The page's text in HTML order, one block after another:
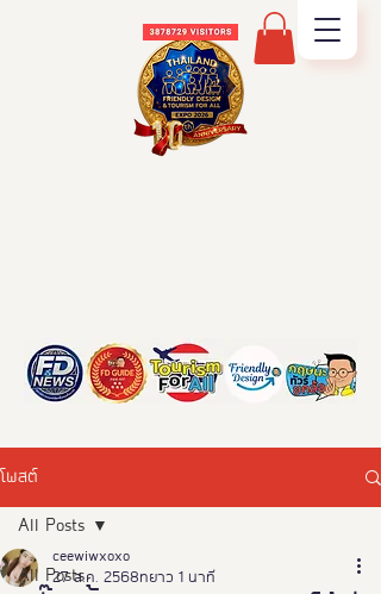
โพสต์
All Posts
All Posts
ceewiwxoxo
27 ส.ค. 2568
ยาว 1 นาที